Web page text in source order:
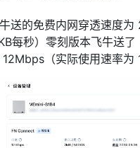
送的免费内网穿透速度
每秒）零刻版本飞牛送
（实际使用速率为